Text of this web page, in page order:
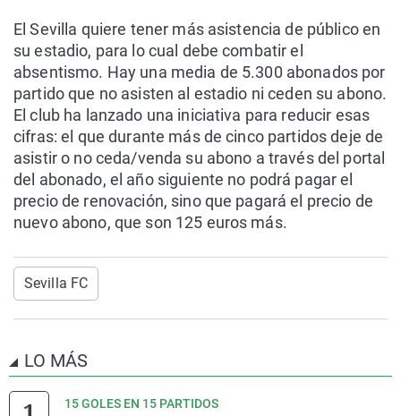
El Sevilla quiere tener más asistencia de público en
su estadio, para lo cual debe combatir el
absentismo. Hay una media de 5.300 abonados por
partido que no asisten al estadio ni ceden su abono.
El club ha lanzado una iniciativa para reducir esas
cifras: el que durante más de cinco partidos deje de
asistir o no ceda/venda su abono a través del portal
del abonado, el año siguiente no podrá pagar el
precio de renovación, sino que pagará el precio de
nuevo abono, que son 125 euros más.
Sevilla FC
LO MÁS
15 GOLES EN 15 PARTIDOS